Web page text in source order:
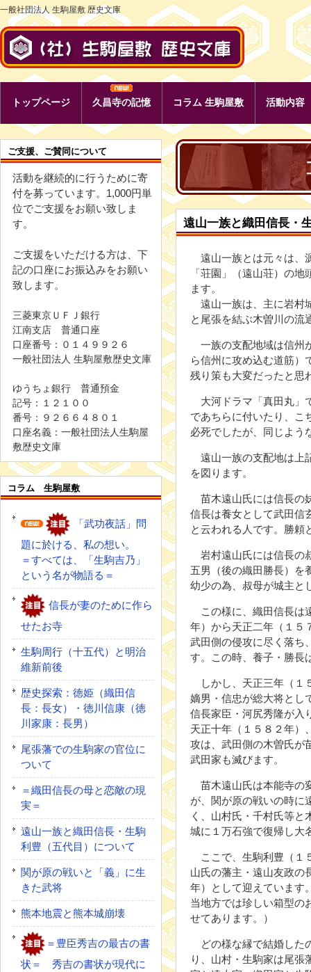
一般社団法人 生駒屋敷 歴史文庫
トップページ 久昌寺の記憶 コラム 生駒屋敷 活動内容
遠山一族と織田信長・
遠山一族とは元々は、
「荘園」（遠山荘）の
ます。
遠山一族は、主に岩村
と尾張を結ぶ木曽川の流
一族の支配地域は信州
ら信州に攻め込む道筋）
残り策も大変だったと思
大河ドラマ「真田丸」
であちらに付いたり、こ
必死でしたが、同じよう
遠山一族の支配地は上
を図ります。
苗木遠山氏には信長の
信長は養女として武田信
と云われる人です。勝頼
岩村遠山氏には信長の
五男（後の織田勝長）を
幼少の為、叔母が城主と
この様に、織田信長は
年）から天正二年（１５
武田側の侵攻に尽く落ち
す。この時、養子・勝長
しかし、天正三年（１
嫡男・信忠が総大将とし
信長家臣・河尻秀隆が入
天正十年（１５８２年）
攻は、武田側の木曽氏が
武田家も滅びます。
苗木遠山氏は本能寺の
が、関が原の戦いの時に
く、山村氏・千村氏等
城に１万石強で復帰し大
ここで、生駒利豊（１
山氏の藩主・遠山友政の
年）として迎えています
当地方では珍しい箱型
せてあります。）
どの様な縁で結婚した
り、山村・生駒家は尾張
ご支援、ご賛同について
活動を継続的に行うために寄
付を募っています。1,000円単
位でご支援をお願い致しま
す。
ご支援をいただける方は、下
記の口座にお振込みをお願い
致します。
三菱東京ＵＦＪ銀行
江南支店 普通口座
口座番号：０１４９９２６
一般社団法人 生駒屋敷歴史文庫
ゆうちょ銀行 普通預金
記号：１２１００
番号：９２６６４８０１
口座名義：一般社団法人生駒屋
敷歴史文庫
コラム 生駒屋敷
「武功夜話」問
題に於ける、私の想い。
＝すべては、「生駒吉乃」
という名が物語る＝
信長が妻のために作ら
せたお寺
生駒周行（十五代）と明治
維新前後
歴史探索：徳姫（織田信
長：長女）・徳川信康（徳
川家康：長男）
尾張藩での生駒家の官位に
ついて
＝織田信長の母と恋敵の現
実＝
遠山一族と織田信長・生駒
利豊（五代目）について
関が原の戦いと「義」に生
きた武将
熊本地震と熊本城崩壊
＝豊臣秀吉の最古の書
状＝ 秀吉の書状が現代に